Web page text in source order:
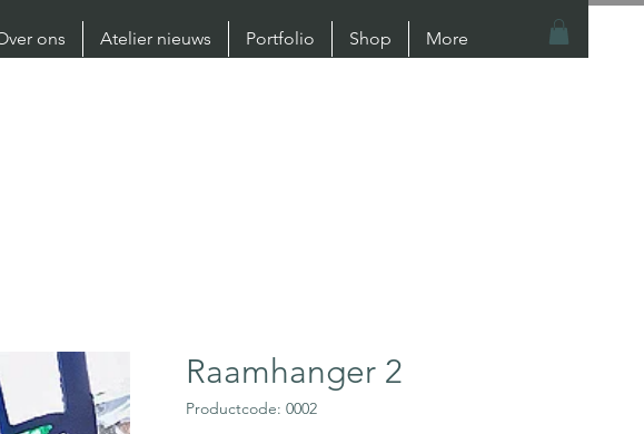
ons Atelier nieuws Portfolio Shop More
Raamhanger 2
Productcode: 0002